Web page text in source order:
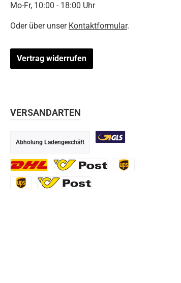
Mo-Fr, 10:00 - 18:00 Uhr
Oder über unser Kontaktformular.
Vertrag widerrufen
VERSANDARTEN
Abholung Ladengeschäft
DHL Ö-Post